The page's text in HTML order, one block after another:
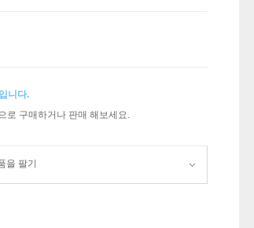
니다.
로 구매하거나 판매 해보세요.
을 팔기